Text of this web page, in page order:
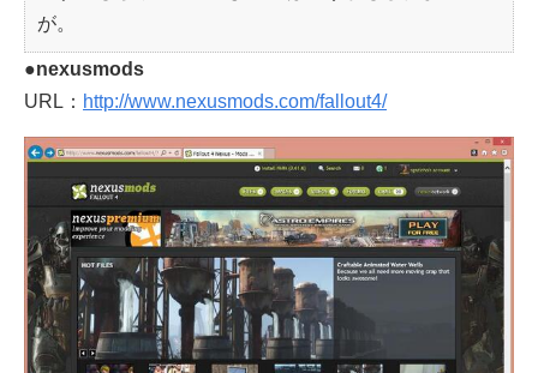
が。
●nexusmods
URL： http://www.nexusmods.com/fallout4/